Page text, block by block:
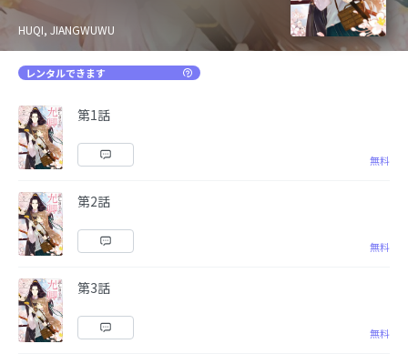
HUQI, JIANGWUWU
レンタルできます
第1話
無料
第2話
無料
第3話
無料